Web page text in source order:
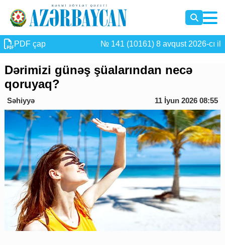
PDF çap № 141 (10161) 8 avqust 2026-cı il
Dərimizi günəş şüalarından necə
qoruyaq?
Səhiyyə 11 İyun 2026 08:55